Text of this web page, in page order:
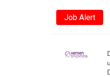
Job Alert